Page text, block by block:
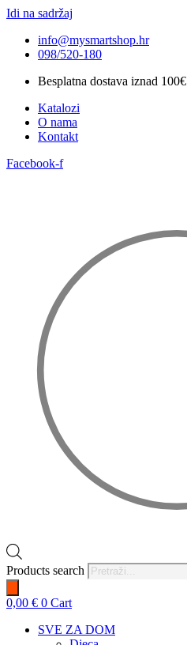
Idi na sadržaj
info@mysmartshop.hr
098/520-180
Besplatna dostava iznad 100€
Katalozi
O nama
Kontakt
Facebook-f
Products search
0,00 € 0 Cart
SVE ZA DOM